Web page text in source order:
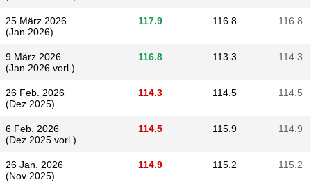
25 März 2026
(Jan 2026)
117.9 116.8 116.8
9 März 2026
(Jan 2026 vorl.)
116.8 113.3 114.3
26 Feb. 2026
(Dez 2025)
114.3 114.5 114.5
6 Feb. 2026
(Dez 2025 vorl.)
114.5 115.9 114.9
26 Jan. 2026
(Nov 2025)
114.9 115.2 115.2